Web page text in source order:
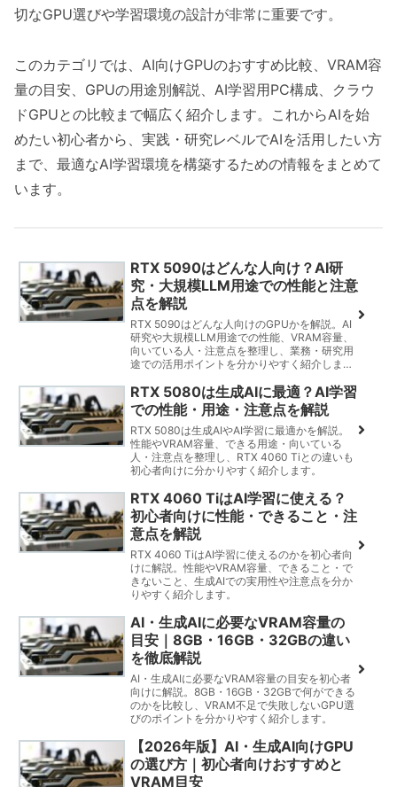
切なGPU選びや学習環境の設計が非常に重要です。
このカテゴリでは、AI向けGPUのおすすめ比較、VRAM容
量の目安、GPUの用途別解説、AI学習用PC構成、クラウ
ドGPUとの比較まで幅広く紹介します。これからAIを始
めたい初心者から、実践・研究レベルでAIを活用したい方
まで、最適なAI学習環境を構築するための情報をまとめて
います。
RTX 5090はどんな人向け？AI研
究・大規模LLM用途での性能と注意
点を解説
RTX 5090はどんな人向けのGPUかを解説。AI
研究や大規模LLM用途での性能、VRAM容量、
向いている人・注意点を整理し、業務・研究用
途での活用ポイントを分かりやすく紹介しま
RTX 5080は生成AIに最適？AI学習
での性能・用途・注意点を解説
RTX 5080は生成AIやAI学習に最適かを解説。
性能やVRAM容量、できる用途・向いている
人・注意点を整理し、RTX 4060 Tiとの違いも
初心者向けに分かりやすく紹介します。
RTX 4060 TiはAI学習に使える？
初心者向けに性能・できること・注
意点を解説
RTX 4060 TiはAI学習に使えるのかを初心者向
けに解説。性能やVRAM容量、できること・で
きないこと、生成AIでの実用性や注意点を分か
りやすく紹介します。
AI・生成AIに必要なVRAM容量の
目安｜8GB・16GB・32GBの違い
を徹底解説
AI・生成AIに必要なVRAM容量の目安を初心者
向けに解説。8GB・16GB・32GBで何ができる
のかを比較し、VRAM不足で失敗しないGPU選
びのポイントを分かりやすく紹介します。
【2026年版】AI・生成AI向けGPU
の選び方｜初心者向けおすすめと
VRAM目安